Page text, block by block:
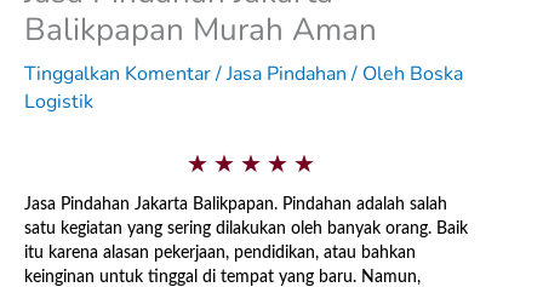
Balikpapan Murah Aman
Tinggalkan Komentar/Jasa Pindahan/ Oleh Boska
Logistik
★ ★ ★ ★ ★5
/
5
Jasa Pindahan Jakarta Balikpapan. Pindahan adalah salah
satu kegiatan yang sering dilakukan oleh banyak orang. Baik
itu karena alasan pekerjaan, pendidikan, atau bahkan
keinginan untuk tinggal di tempat yang baru. Namun,